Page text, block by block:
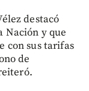
destacó
Nación y que
con sus tarifas
de